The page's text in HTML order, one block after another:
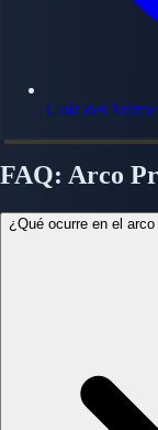
Guía del Anime
FAQ: Arco
¿Qué ocurre en el